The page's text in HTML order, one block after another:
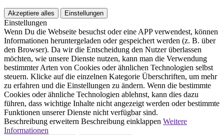
Akzeptiere alles Einstellungen
Einstellungen
Wenn Du die Webseite besuchst oder eine APP verwendest, können
Informationen heruntergeladen oder gespeichert werden (z. B. über
den Browser). Da wir die Entscheidung den Nutzer überlassen
möchten, wie unsere Dienste nutzen, kann man die Verwendung
bestimmter Arten von Cookies oder ähnlichen Technologien selbst
steuern. Klicke auf die einzelnen Kategorie Überschriften, um mehr
zu erfahren und die Einstellungen zu ändern. Wenn die bestimmte
Cookies oder ähnliche Technologien ablehnst, kann dies dazu
führen, dass wichtige Inhalte nicht angezeigt werden oder bestimmte
Funktionen unserer Dienste nicht verfügbar sind.
Beschreibung erweitern Beschreibung einklappen Weitere
Informationen